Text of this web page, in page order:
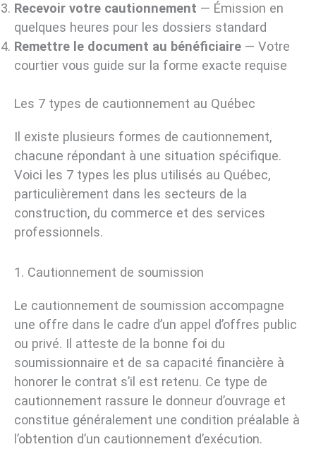
Recevoir votre cautionnement — Émission en
quelques heures pour les dossiers standard
Remettre le document au bénéficiaire — Votre
courtier vous guide sur la forme exacte requise
Les 7 types de cautionnement au Québec
Il existe plusieurs formes de cautionnement,
chacune répondant à une situation spécifique.
Voici les 7 types les plus utilisés au Québec,
particulièrement dans les secteurs de la
construction, du commerce et des services
professionnels.
1. Cautionnement de soumission
Le cautionnement de soumission accompagne
une offre dans le cadre d’un appel d’offres public
ou privé. Il atteste de la bonne foi du
soumissionnaire et de sa capacité financière à
honorer le contrat s’il est retenu. Ce type de
cautionnement rassure le donneur d’ouvrage et
constitue généralement une condition préalable à
l’obtention d’un cautionnement d’exécution.